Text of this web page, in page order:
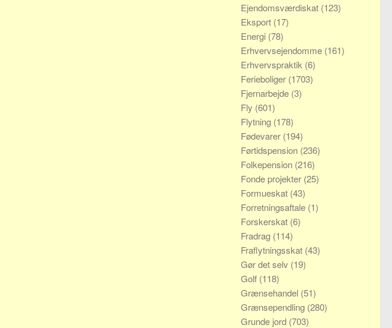
Ejendomsværdiskat (123)
Eksport (17)
Energi (78)
Erhvervsejendomme (161)
Erhvervspraktik (6)
Ferieboliger (1703)
Fjernarbejde (3)
Fly (601)
Flytning (178)
Fødevarer (194)
Førtidspension (236)
Folkepension (216)
Fonde projekter (25)
Formueskat (43)
Forretningsaftale (1)
Forskerskat (6)
Fradrag (114)
Fraflytningsskat (43)
Gør det selv (19)
Golf (118)
Grænsehandel (51)
Grænsependling (280)
Grunde jord (703)